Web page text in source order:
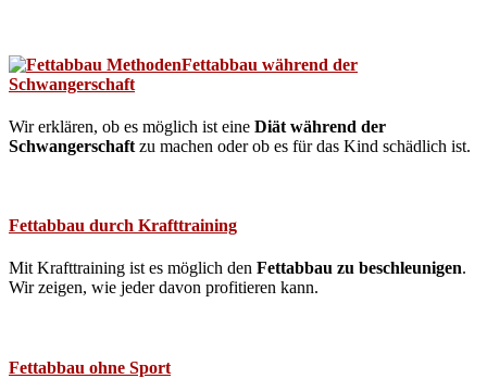
Fettabbau während der
Schwangerschaft
Wir erklären, ob es möglich ist eine Diät während der
Schwangerschaft zu machen oder ob es für das Kind schädlich ist.
Fettabbau durch Krafttraining
Mit Krafttraining ist es möglich den Fettabbau zu beschleunigen.
Wir zeigen, wie jeder davon profitieren kann.
Fettabbau ohne Sport